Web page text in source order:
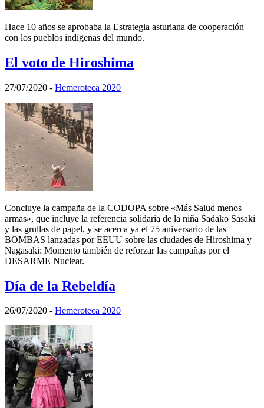
Hace 10 años se aprobaba la Estrategia asturiana de cooperación
con los pueblos indígenas del mundo.
El voto de Hiroshima
27/07/2020 - Hemeroteca 2020
Concluye la campaña de la CODOPA sobre «Más Salud menos
armas», que incluye la referencia solidaria de la niña Sadako Sasaki
y las grullas de papel, y se acerca ya el 75 aniversario de las
BOMBAS lanzadas por EEUU sobre las ciudades de Hiroshima y
Nagasaki: Momento también de reforzar las campañas por el
DESARME Nuclear.
Día de la Rebeldía
26/07/2020 - Hemeroteca 2020